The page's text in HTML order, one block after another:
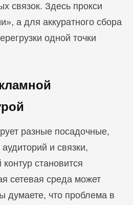
связок. Здесь прокси
а для аккуратного сбора
одной точки
разные посадочные,
и связки,
становится
сетевая среда может
думаете, что проблема в